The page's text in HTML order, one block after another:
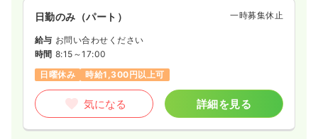
日勤のみ（パート） 一時募集休止
給与 お問い合わせください
時間 8:15～17:00
日曜休み
時給1,300円以上可
気になる 詳細を見る